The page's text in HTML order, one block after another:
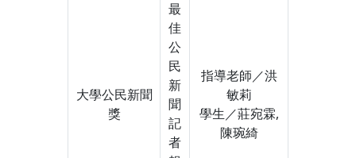
大學公民新聞
獎
最
佳
公
民
新
聞
記
者
指導老師／洪
敏莉
學生／莊宛霖,
陳琬綺